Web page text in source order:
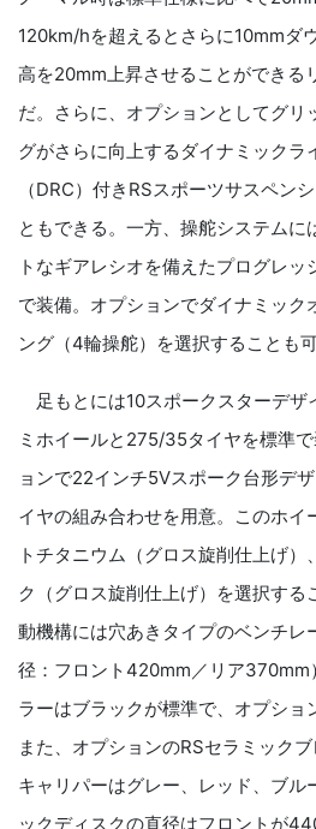
120km/hを超えるとさらに10mmダ
高を20mm上昇させることができる
だ。さらに、オプションとしてグリ
グがさらに向上するダイナミックラ
（DRC）付きRSスポーツサスペン
ともできる。一方、操舵システムに
トなギアレシオを備えたプログレ
で装備。オプションでダイナミック
ング（4輪操舵）を選択することも可
足もとには10スポークスターデザ
ミホイールと275/35タイヤを標準
ョンで22インチ5Vスポーク台形デ
イヤの組み合わせを用意。このホイ
トチタニウム（グロス旋削仕上げ）
ク（グロス旋削仕上げ）を選択する
動機構には穴あきタイプのベンチレ
径：フロント420mm／リア370mm
ラーはブラックが標準で、オプショ
また、オプションのRSセラミックブ
キャリパーはグレー、レッド、ブル
ックディスクの直径はフロントが